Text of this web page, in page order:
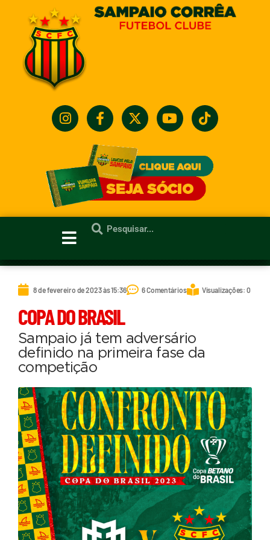
8 de fevereiro de 2023 às 15:36 6 Comentários Visualizações: 0
COPA DO BRASIL
Sampaio já tem adversário
definido na primeira fase da
competição